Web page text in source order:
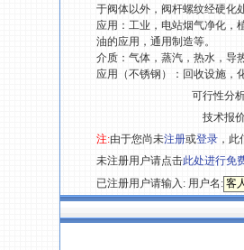
于阀体以外，阀杆螺纹经硬化
应用：工业，电站烟气净化，
油的应用，通用制造等。
介质：气体，蒸汽，热水，导
应用（不锈钢）：回收设施，
可行性分
技术报
注:由于您尚未注册或登录 ，
未注册用户请点击此处进行免
已注册用户请输入: 用户名: